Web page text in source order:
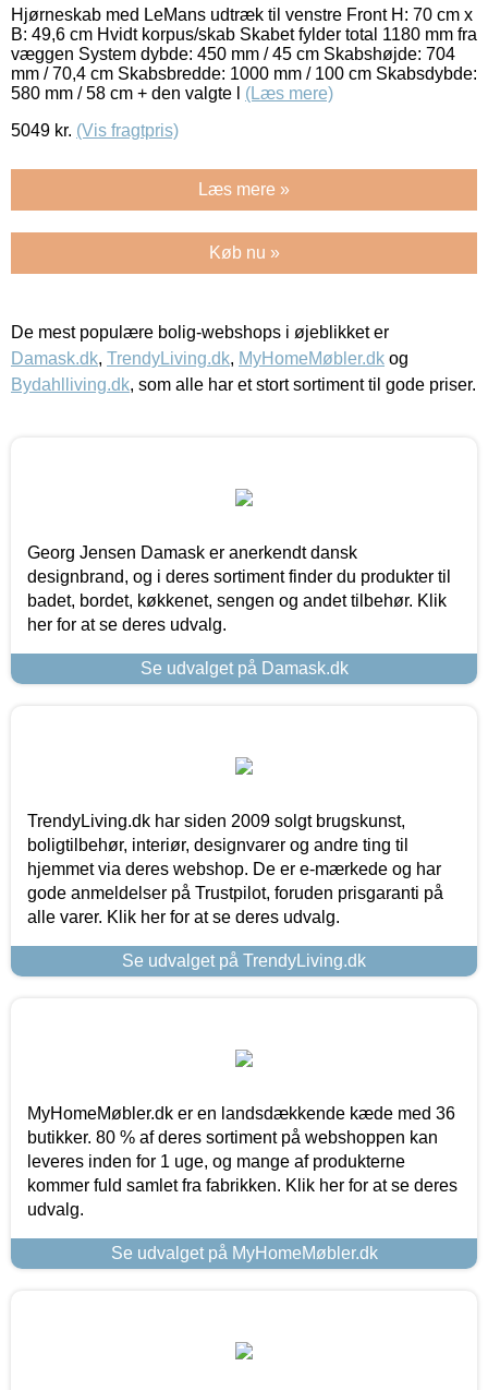
Hjørneskab med LeMans udtræk til venstre Front H: 70 cm x
B: 49,6 cm Hvidt korpus/skab Skabet fylder total 1180 mm fra
væggen System dybde: 450 mm / 45 cm Skabshøjde: 704
mm / 70,4 cm Skabsbredde: 1000 mm / 100 cm Skabsdybde:
580 mm / 58 cm + den valgte l (Læs mere)
5049 kr. (Vis fragtpris)
Læs mere »
Køb nu »
De mest populære bolig-webshops i øjeblikket er
Damask.dk, TrendyLiving.dk, MyHomeMøbler.dk og
Bydahlliving.dk, som alle har et stort sortiment til gode priser.
Georg Jensen Damask er anerkendt dansk
designbrand, og i deres sortiment finder du produkter til
badet, bordet, køkkenet, sengen og andet tilbehør. Klik
her for at se deres udvalg.
Se udvalget på Damask.dk
TrendyLiving.dk har siden 2009 solgt brugskunst,
boligtilbehør, interiør, designvarer og andre ting til
hjemmet via deres webshop. De er e-mærkede og har
gode anmeldelser på Trustpilot, foruden prisgaranti på
alle varer. Klik her for at se deres udvalg.
Se udvalget på TrendyLiving.dk
MyHomeMøbler.dk er en landsdækkende kæde med 36
butikker. 80 % af deres sortiment på webshoppen kan
leveres inden for 1 uge, og mange af produkterne
kommer fuld samlet fra fabrikken. Klik her for at se deres
udvalg.
Se udvalget på MyHomeMøbler.dk